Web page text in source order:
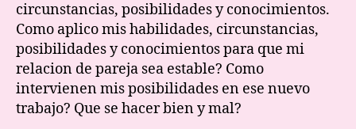
circunstancias, posibilidades y conocimientos.
Como aplico mis habilidades, circunstancias,
posibilidades y conocimientos para que mi
relacion de pareja sea estable? Como
intervienen mis posibilidades en ese nuevo
trabajo? Que se hacer bien y mal?